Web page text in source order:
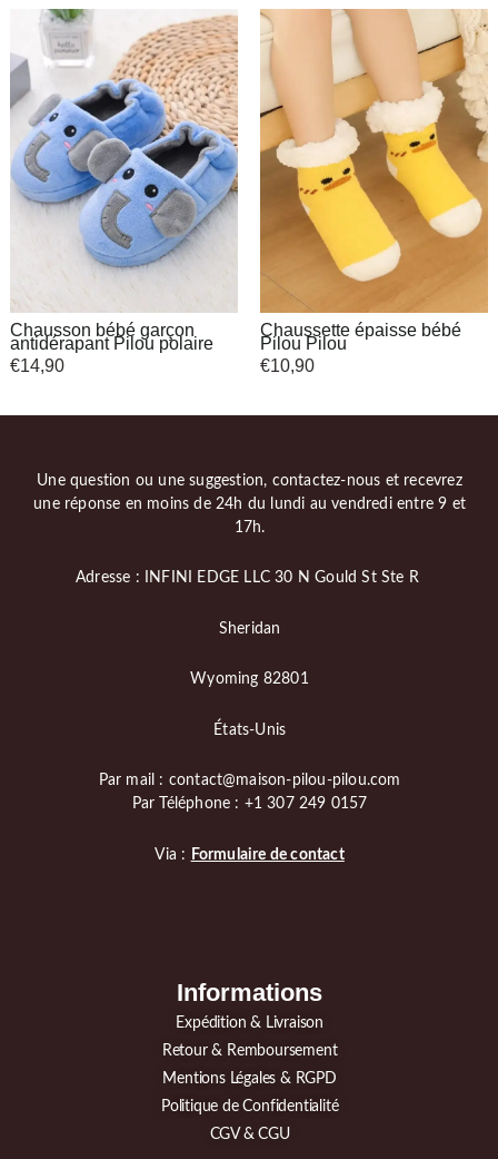
Chausson bébé garçon
antidérapant Pilou polaire
€14,90
Chaussette épaisse bébé
Pilou Pilou
€10,90
Une question ou une suggestion, contactez-nous et recevrez
une réponse en moins de 24h du lundi au vendredi entre 9 et
17h.
Adresse : INFINI EDGE LLC 30 N Gould St Ste R
Sheridan
Wyoming 82801
États-Unis
Par mail : contact@maison-pilou-pilou.com
Par Téléphone : +1 307 249 0157
Via : Formulaire de contact
Informations
Expédition & Livraison
Retour & Remboursement
Mentions Légales & RGPD
Politique de Confidentialité
CGV & CGU